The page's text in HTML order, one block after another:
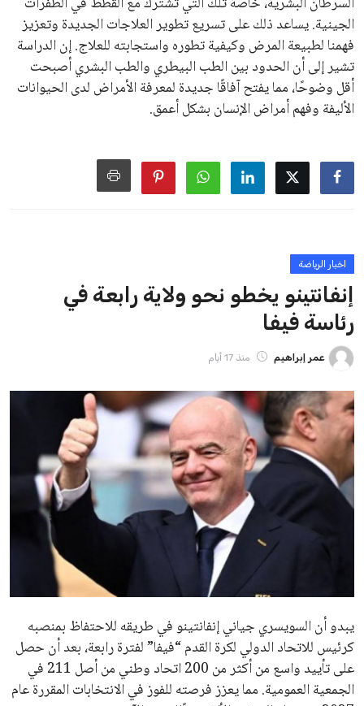
كرة القدم وتزيد من ضغوط المباريات.
على الرغم من هذه الانتقادات، تشير التوقعات إلى أن إنفانتينو
يمتلك فرصًا كبيرة للفوز بولاية جديدة، خصوصًا في ظل غياب
منافس قوي يتمتع بإجماع داخل الأسرة الكروية الدولية. هذا يعزز
من فرص استمراره في قيادة “فيفا” حتى عام 2031.
ايوا مصر
الاخبار الشائعة
إنفانتينو يخطو نحو ولاية رابعة في رئاسة فيفا
عمر إبراهيم
مستثمر هندي بريطاني يسعى لامتلاك حصة
عمر إبراهيم 22 يوليو 2026
تحقق من قهوتك المغشوشة 7 علامات تدل
على جودتها قبل أول رشفة